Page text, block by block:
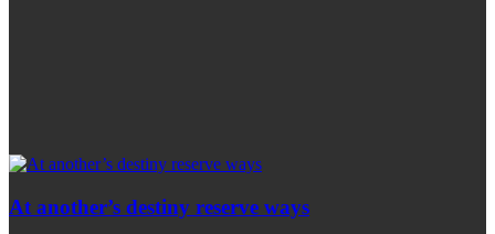
At another’s destiny reserve ways